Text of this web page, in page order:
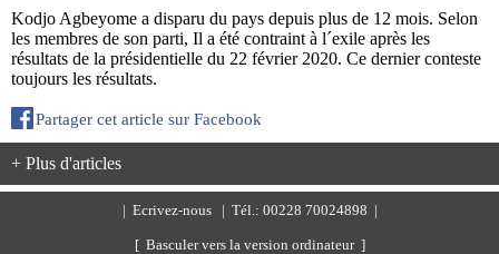
Kodjo Agbeyome a disparu du pays depuis plus de 12 mois. Selon
les membres de son parti, Il a été contraint à l´exile après les
résultats de la présidentielle du 22 février 2020. Ce dernier conteste
toujours les résultats.
Partager cet article sur Facebook
+ Plus d'articles
Ecrivez-nous | Tél.: 00228 70024898 |
[ Basculer vers la version ordinateur ]